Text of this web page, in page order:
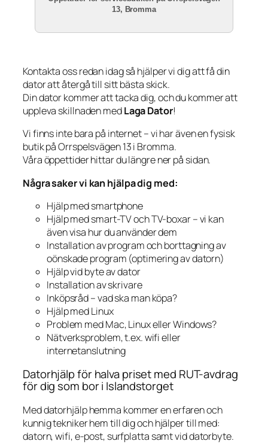
13, Bromma
Kontakta oss redan idag så hjälper vi dig att få din
dator att återgå till sitt bästa skick.
Din dator kommer att tacka dig, och du kommer att
uppleva skillnaden medLaga Dator!
Vi finns inte bara på internet – vi har även en fysisk
butik på Orrspelsvägen 13 i Bromma.
Våra öppettider hittar du längre ner på sidan.
Några saker vi kan hjälpa dig med:
Hjälp med smartphone
Hjälp med smart-TV och TV-boxar – vi kan
även visa hur du använder dem
Installation av program och borttagning av
oönskade program (optimering av datorn)
Hjälp vid byte av dator
Installation av skrivare
Inköpsråd – vad ska man köpa?
Hjälp med Linux
Problem med Mac, Linux eller Windows?
Nätverksproblem, t.ex. wifi eller
internetanslutning
Datorhjälp för halva priset med RUT-avdrag
för dig som bor i Islandstorget
Med datorhjälp hemma kommer en erfaren och
kunnig tekniker hem till dig och hjälper till med:
datorn, wifi, e-post, surfplatta samt vid datorbyte.